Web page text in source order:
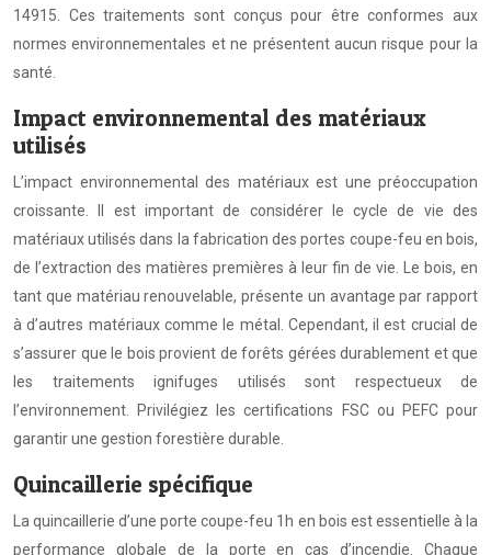
14915. Ces traitements sont conçus pour être conformes aux
normes environnementales et ne présentent aucun risque pour la
santé.
Impact environnemental des matériaux
utilisés
L’impact environnemental des matériaux est une préoccupation
croissante. Il est important de considérer le cycle de vie des
matériaux utilisés dans la fabrication des portes coupe-feu en bois,
de l’extraction des matières premières à leur fin de vie. Le bois, en
tant que matériau renouvelable, présente un avantage par rapport
à d’autres matériaux comme le métal. Cependant, il est crucial de
s’assurer que le bois provient de forêts gérées durablement et que
les traitements ignifuges utilisés sont respectueux de
l’environnement. Privilégiez les certifications FSC ou PEFC pour
garantir une gestion forestière durable.
Quincaillerie spécifique
La quincaillerie d’une porte coupe-feu 1h en bois est essentielle à la
performance globale de la porte en cas d’incendie. Chaque